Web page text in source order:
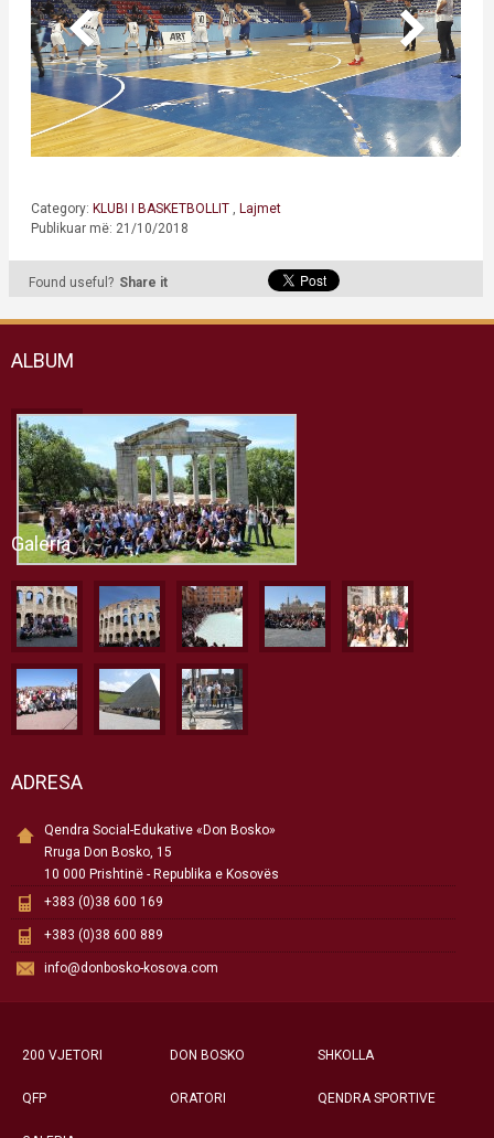
Category: KLUBI I BASKETBOLLIT
Lajmet
Publikuar më: 21/10/2018
Found useful? Share it
ALBUM
Galeria
ADRESA
Qendra Social-Edukative «Don Bosko»
Rruga Don Bosko, 15
10 000 Prishtinë - Republika e Kosovës
+383 (0)38 600 169
+383 (0)38 600 889
info@donbosko-kosova.com
200 VJETORI DON BOSKO SHKOLLA
QFP ORATORI QENDRA SPORTIVE